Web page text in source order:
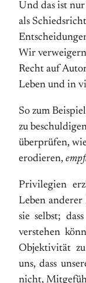
Und das ist
als
Wir
Recht auf
Leben und in
So zum
zu
überprüfen,
erodieren,
Privilegien
Leben anderer
sie selbst;
verstehen
Objektivität
uns, dass
nicht,